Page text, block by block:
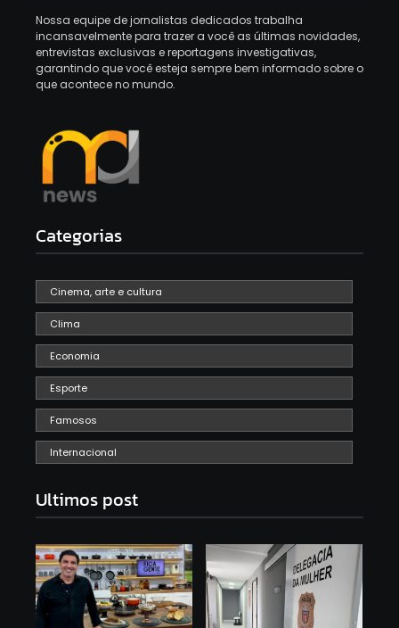
Nossa equipe de jornalistas dedicados trabalha
incansavelmente para trazer a você as últimas novidades,
entrevistas exclusivas e reportagens investigativas,
garantindo que você esteja sempre bem informado sobre o
que acontece no mundo.
Categorias
Cinema, arte e cultura
Clima
Economia
Esporte
Famosos
Internacional
Ultimos post